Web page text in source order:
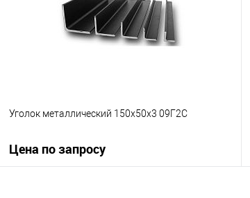
В избранное
Под заказ
Уголок металлический 150х50х3 09Г2С
Цена по запросу